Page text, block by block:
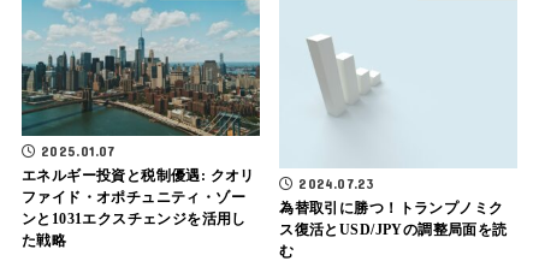
2025.01.07
エネルギー投資と税制優遇: クオリ
ファイド・オポチュニティ・ゾー
ンと1031エクスチェンジを活用し
た戦略
2024.07.23
為替取引に勝つ！トランプノミク
ス復活とUSD/JPYの調整局面を読
む